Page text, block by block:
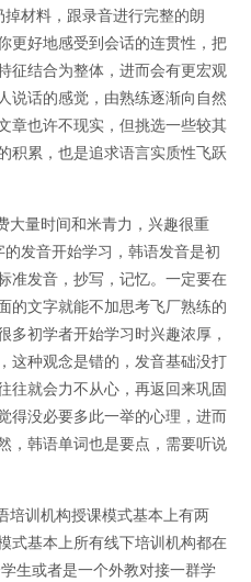
材料，跟录音进行完整的朗
更好地感受到会话的连贯性，把
征结合为整体，进而会有更宏观
说话的感觉，由熟练逐渐向自然
章也许不现实，但挑选一些较其
积累，也是追求语言实质性飞跃
大量时间和米青力，兴趣很重
发音开始学习，韩语发音是初
准发音，抄写，记忆。一定要在
的文字就能不加思考飞厂熟练的
多初学者开始学习时兴趣浓厚，
这种观念是错的，发音基础没打
往就会力不从心，再返回来巩固
得没必要多此一举的心理，进而
，韩语单词也是要点，需要听说
培训机构授课模式基本上有两
式基本上所有线下培训机构都在
生或者是一个外教对接一群学